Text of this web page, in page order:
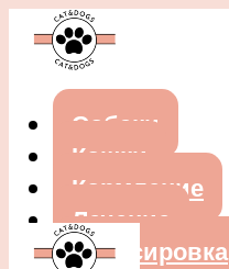
Собаки
Кошки
Кормление
Лечение
Дрессировка